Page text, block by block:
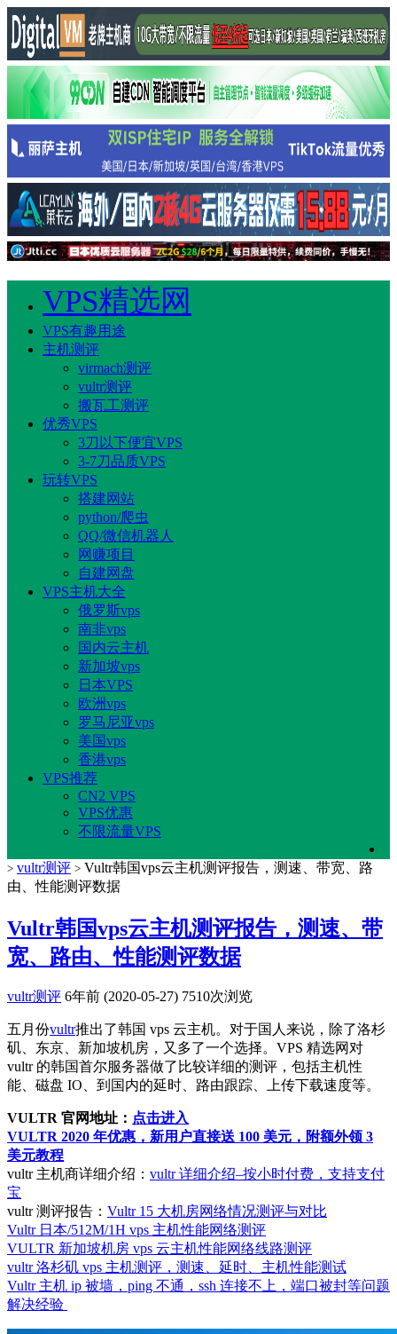
VPS精选网
VPS有趣用途
主机测评
virmach测评
vultr测评
搬瓦工测评
优秀VPS
3刀以下便宜VPS
3-7刀品质VPS
玩转VPS
搭建网站
python/爬虫
QQ/微信机器人
网赚项目
自建网盘
VPS主机大全
俄罗斯vps
南非vps
国内云主机
新加坡vps
日本VPS
欧洲vps
罗马尼亚vps
美国vps
香港vps
VPS推荐
CN2 VPS
VPS优惠
不限流量VPS
> vultr测评 > Vultr韩国vps云主机测评报告，测速、带宽、路
由、性能测评数据
Vultr韩国vps云主机测评报告，测速、带
宽、路由、性能测评数据
vultr测评 6年前 (2020-05-27) 7510次浏览
五月份vultr推出了韩国 vps 云主机。对于国人来说，除了洛杉
矶、东京、新加坡机房，又多了一个选择。VPS 精选网对
vultr 的韩国首尔服务器做了比较详细的测评，包括主机性
能、磁盘 IO、到国内的延时、路由跟踪、上传下载速度等。
VULTR 官网地址： 点击进入
VULTR 2020 年优惠，新用户直接送 100 美元，附额外领 3
美元教程
vultr 主机商详细介绍： vultr 详细介绍–按小时付费，支持支付
宝
vultr 测评报告： Vultr 15 大机房网络情况测评与对比
Vultr 日本/512M/1H vps 主机性能网络测评
VULTR 新加坡机房 vps 云主机性能网络线路测评
vultr 洛杉矶 vps 主机测评，测速、延时、主机性能测试
Vultr 主机 ip 被墙，ping 不通，ssh 连接不上，端口被封等问题
解决经验